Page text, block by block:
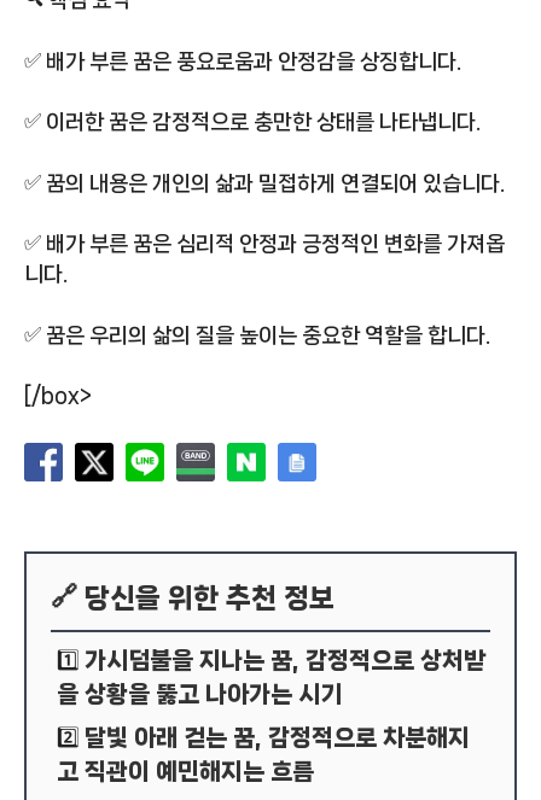
✅ 배가 부른 꿈은 풍요로움과 안정감을 상징합니다.
✅ 이러한 꿈은 감정적으로 충만한 상태를 나타냅니다.
✅ 꿈의 내용은 개인의 삶과 밀접하게 연결되어 있습니다.
✅ 배가 부른 꿈은 심리적 안정과 긍정적인 변화를 가져옵
니다.
✅ 꿈은 우리의 삶의 질을 높이는 중요한 역할을 합니다.
[/box>
🔗 당신을 위한 추천 정보
1️⃣ 가시덤불을 지나는 꿈, 감정적으로 상처받
을 상황을 뚫고 나아가는 시기
2️⃣ 달빛 아래 걷는 꿈, 감정적으로 차분해지
고 직관이 예민해지는 흐름